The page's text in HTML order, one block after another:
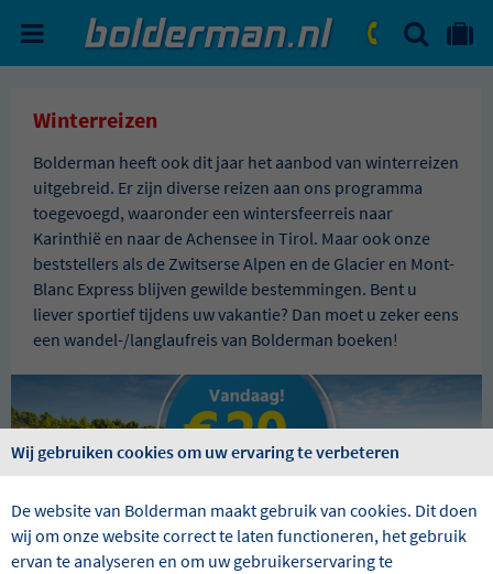
ma. - vr.: 09:00 - 17:30
ZOEKEN
Winterreizen
Bolderman heeft ook dit jaar het aanbod van winterreizen
uitgebreid. Er zijn diverse reizen aan ons programma
toegevoegd, waaronder een wintersfeerreis naar
Karinthië en naar de Achensee in Tirol. Maar ook onze
beststellers als de Zwitserse Alpen en de Glacier en Mont-
Blanc Express blijven gewilde bestemmingen. Bent u
liever sportief tijdens uw vakantie? Dan moet u zeker eens
een wandel-/langlaufreis van Bolderman boeken!
Wij gebruiken cookies om uw ervaring te verbeteren
De website van Bolderman maakt gebruik van cookies. Dit doen
wij om onze website correct te laten functioneren, het gebruik
ervan te analyseren en om uw gebruikerservaring te